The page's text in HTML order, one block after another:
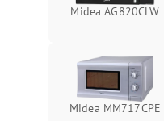
Midea AG820CLW
Midea MM717CPE